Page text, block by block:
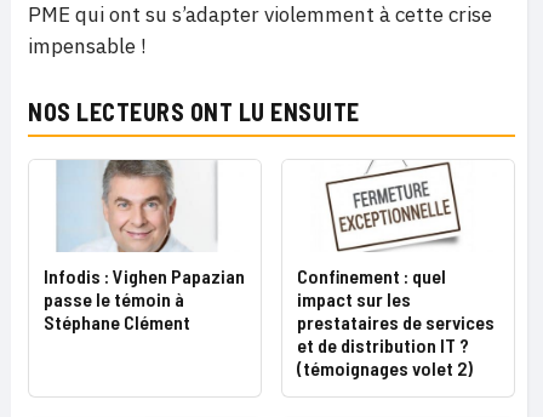
PME qui ont su s’adapter violemment à cette crise
impensable !
NOS LECTEURS ONT LU ENSUITE
Infodis : Vighen Papazian
passe le témoin à
Stéphane Clément
Confinement : quel
impact sur les
prestataires de services
et de distribution IT ?
(témoignages volet 2)